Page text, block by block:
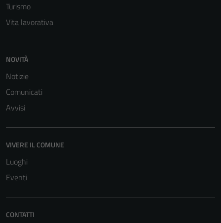
Turismo
Vita lavorativa
NOVITÀ
Notizie
Comunicati
Avvisi
VIVERE IL COMUNE
Luoghi
Eventi
CONTATTI